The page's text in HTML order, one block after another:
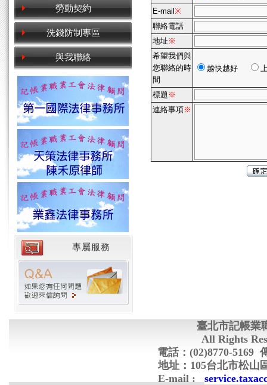
勞動契約
洗錢防制專區
與我聯絡
專屬服務
E-mail ※
聯絡電話
地址 ※
希望我們與
您聯絡的時
間
越快越好
標題 ※
連絡事項※
臺北市記帳業
All Rights
電話：(02)8770-5169
地址：105台北市松山區
E-mail :